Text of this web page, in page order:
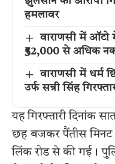
हमलावर
वाराणसी में
₹52,000 से अधिक
वाराणसी में धर्म
उर्फ सन्नी सिंह
यह गिरफ्तारी दिनांक
छह बजकर पैंतीस मिनट
लिंक रोड से की गई।